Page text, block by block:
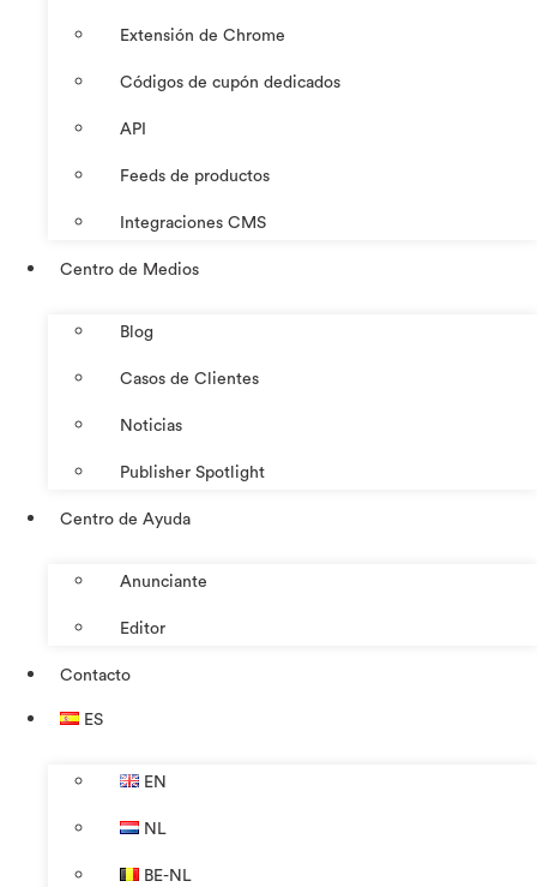
Extensión de Chrome
Códigos de cupón dedicados
API
Feeds de productos
Integraciones CMS
Centro de Medios
Blog
Casos de Clientes
Noticias
Publisher Spotlight
Centro de Ayuda
Anunciante
Editor
Contacto
ES
EN
NL
BE-NL